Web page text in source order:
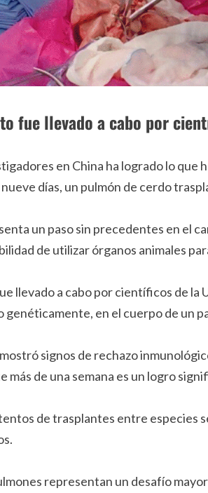
fue llevado a cabo por
en China ha logrado lo
días, un pulmón de cerdo
un paso sin precedentes en el
de utilizar órganos animales
llevado a cabo por científicos de la
genéticamente, en el cuerpo de un
signos de rechazo
más de una semana es un logro
de trasplantes entre especies
representan un desafío